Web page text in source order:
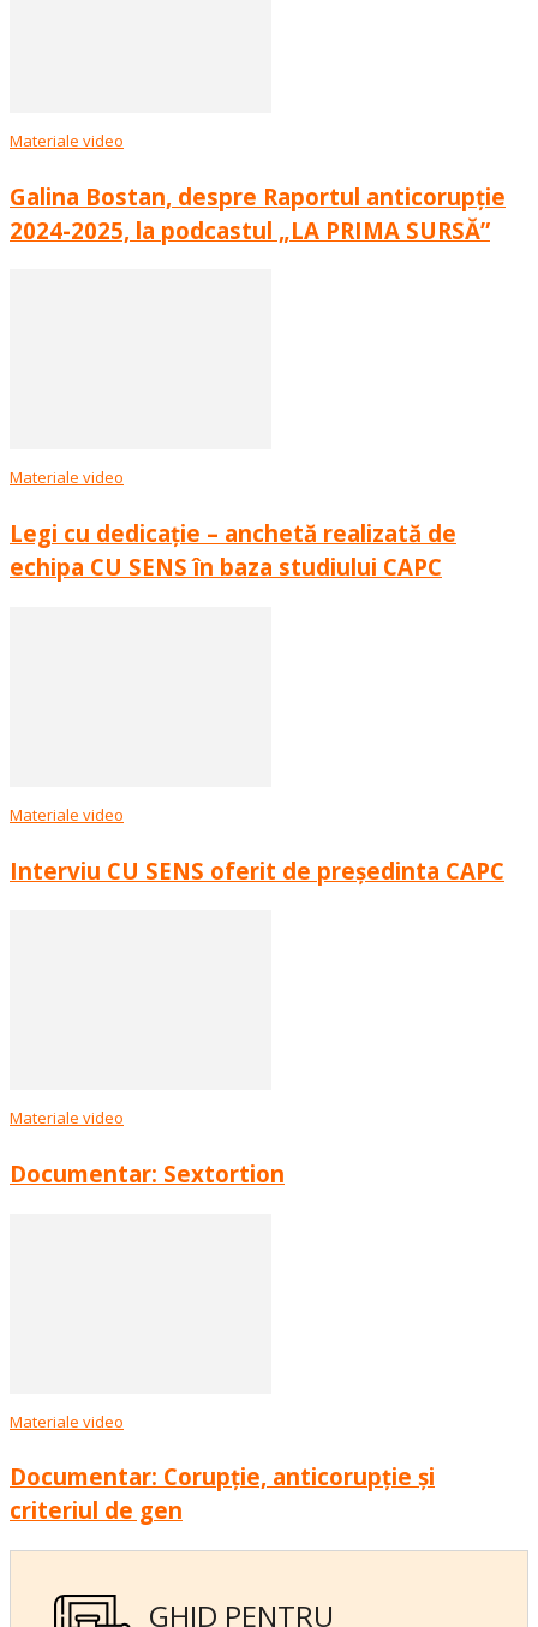
Materiale video
Galina Bostan, despre Raportul anticorupție
2024-2025, la podcastul „LA PRIMA SURSĂ”
Materiale video
Legi cu dedicație – anchetă realizată de
echipa CU SENS în baza studiului CAPC
Materiale video
Interviu CU SENS oferit de președinta CAPC
Materiale video
Documentar: Sextortion
Materiale video
Documentar: Corupție, anticorupție și
criteriul de gen
GHID PENTRU